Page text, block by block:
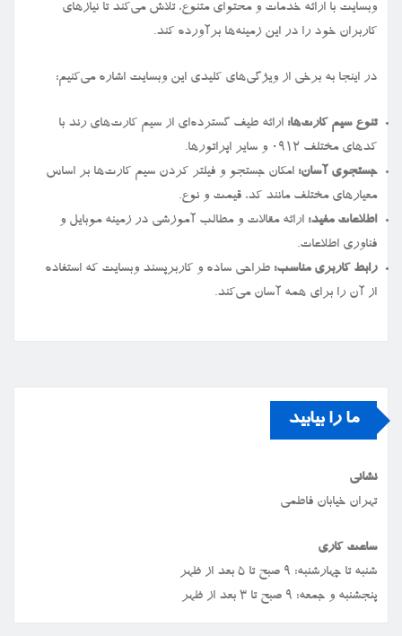
وبسایت با ارائه خدمات و محتوای متنوع، تلاش می‌کند تا نیازهای
کاربران خود را در این زمینه‌ها برآورده کند.
در اینجا به برخی از ویژگی‌های کلیدی این وبسایت اشاره می‌کنیم:
تنوع سیم کارت‌ها: ارائه طیف گسترده‌ای از سیم کارت‌های رند با
کدهای مختلف ۰۹۱۲ و سایر اپراتورها.
جستجوی آسان: امکان جستجو و فیلتر کردن سیم کارت‌ها بر اساس
معیارهای مختلف مانند کد، قیمت و نوع.
اطلاعات مفید: ارائه مقالات و مطالب آموزشی در زمینه موبایل و
فناوری اطلاعات.
رابط کاربری مناسب: طراحی ساده و کاربرپسند وبسایت که استفاده
از آن را برای همه آسان می‌کند.
ما را بیابید
نشانی
تهران خیابان فاطمی
ساعت کاری
شنبه تا چهارشنبه: ۹ صبح تا ۵ بعد از ظهر
پنجشنبه و جمعه: ۹ صبح تا ۳ بعد از ظهر